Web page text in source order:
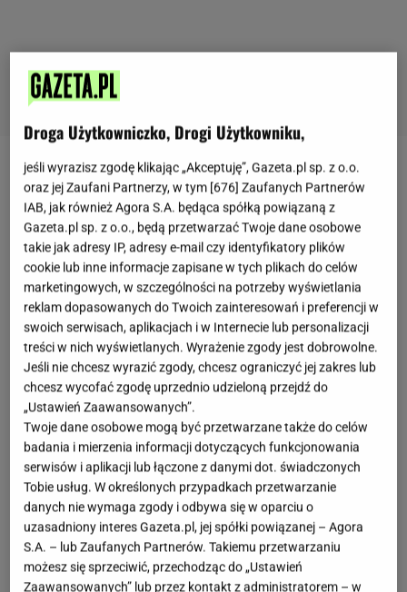
Zobacz wideo
Anna Lewandowskawręcz do perfekcji opanowała
sztukę łączenia obowiązków mamy, trenerki oraz
bizneswoman, nieustannie podejmując się nowych
projektów oraz zawodowych wyzwań. Trenerka
nieustannie udowadnia, że naprawdę ma głowę do
biznesów. Pierwszym jej ogromnym sukcesem
okazała sięmarka zdrowej żywności Foods by Ann
która od pierwszych produktów podbiło serca fanów
Ani. Każdy kolejny biznes rozkręcany przez żonę
Roberta Lewandowskiegorównież staje się hitem
(Healthy Center by Ann, Healthy Store by Ann, Baby
by Ann czy aplikacja dietetyczno- treningowa
Diet&Training by Ann). Jak się okazuje, to właśnie
aplikacja rządzi w ostatnim czasie wśród fanów Ani
Droga Użytkowniczko, Drogi Użytkowniku,
jeśli wyrazisz zgodę klikając „Akceptuję”, Gazeta.pl sp. z o.o.
oraz jej Zaufani Partnerzy, w tym [676] Zaufanych Partnerów
IAB, jak również Agora S.A. będąca spółką powiązaną z
Gazeta.pl sp. z o.o., będą przetwarzać Twoje dane osobowe
takie jak adresy IP, adresy e-mail czy identyfikatory plików
cookie lub inne informacje zapisane w tych plikach do celów
marketingowych, w szczególności na potrzeby wyświetlania
reklam dopasowanych do Twoich zainteresowań i preferencji w
swoich serwisach, aplikacjach i w Internecie lub personalizacji
treści w nich wyświetlanych. Wyrażenie zgody jest dobrowolne.
Jeśli nie chcesz wyrazić zgody, chcesz ograniczyć jej zakres lub
chcesz wycofać zgodę uprzednio udzieloną przejdź do
„Ustawień Zaawansowanych”.
Twoje dane osobowe mogą być przetwarzane także do celów
badania i mierzenia informacji dotyczących funkcjonowania
serwisów i aplikacji lub łączone z danymi dot. świadczonych
Tobie usług. W określonych przypadkach przetwarzanie
danych nie wymaga zgody i odbywa się w oparciu o
uzasadniony interes Gazeta.pl, jej spółki powiązanej – Agora
S.A. – lub Zaufanych Partnerów. Takiemu przetwarzaniu
możesz się sprzeciwić, przechodząc do „Ustawień
Zaawansowanych” lub przez kontakt z administratorem – w